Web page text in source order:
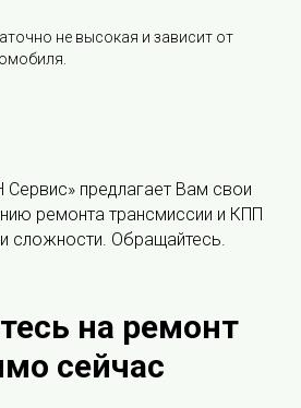
не высокая и зависит от
предлагает Вам свои
ремонта трансмиссии и КПП
сложности. Обращайтесь.
на ремонт
сейчас